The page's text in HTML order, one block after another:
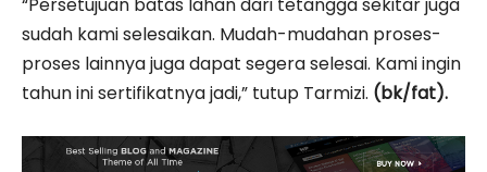
“Persetujuan batas lahan dari tetangga sekitar juga
sudah kami selesaikan. Mudah-mudahan proses-
proses lainnya juga dapat segera selesai. Kami ingin
tahun ini sertifikatnya jadi,” tutup Tarmizi. (bk/fat).